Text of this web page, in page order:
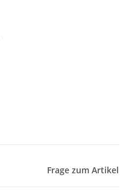
Frage zum Artikel